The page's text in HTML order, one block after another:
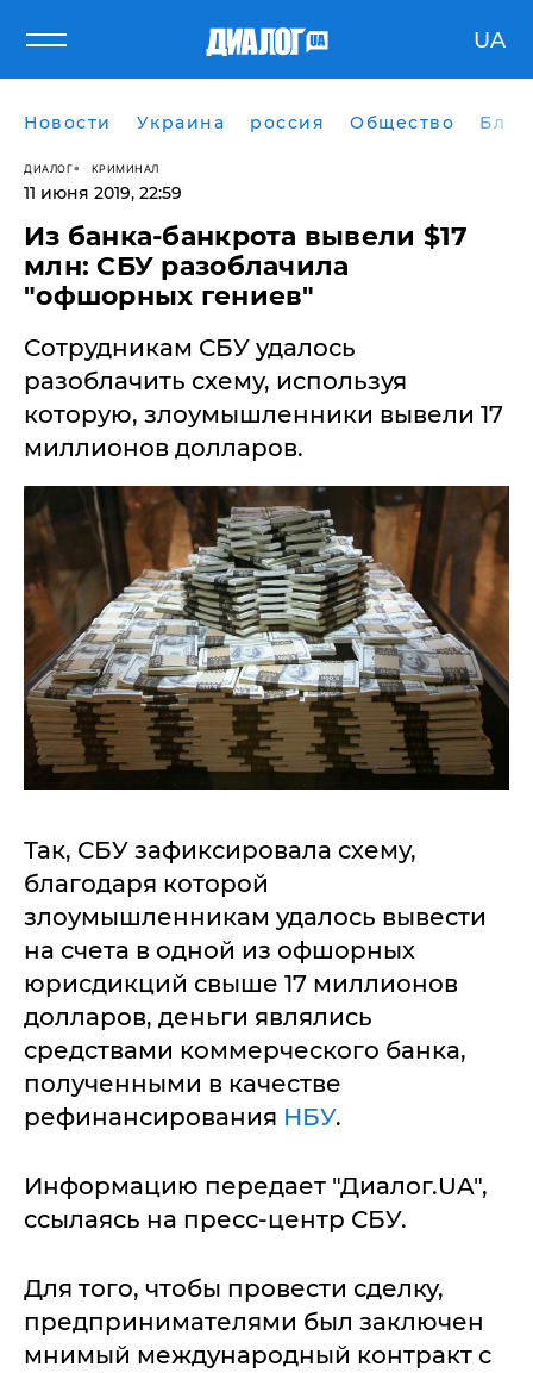
UA
Новости Украина россия Общество
ДИАЛОГ КРИМИНАЛ
11 июня 2019, 22:59
Из банка-банкрота вывели $17
млн: СБУ разоблачила
"офшорных гениев"
​Сотрудникам СБУ удалось
разоблачить схему, используя
которую, злоумышленники вывели 17
миллионов долларов.
Так, СБУ зафиксировала схему,
благодаря которой
злоумышленникам удалось вывести
на счета в одной из офшорных
юрисдикций свыше 17 миллионов
долларов, деньги являлись
средствами коммерческого банка,
полученными в качестве
рефинансирования НБУ.
Информацию передает "Диалог.UA",
ссылаясь на пресс-центр СБУ.
Для того, чтобы провести сделку,
предпринимателями был заключен
мнимый международный контракт с